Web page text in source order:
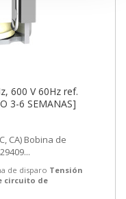
600 V 60Hz ref.
3-6 SEMANAS]
de disparo Tensión
circuito de